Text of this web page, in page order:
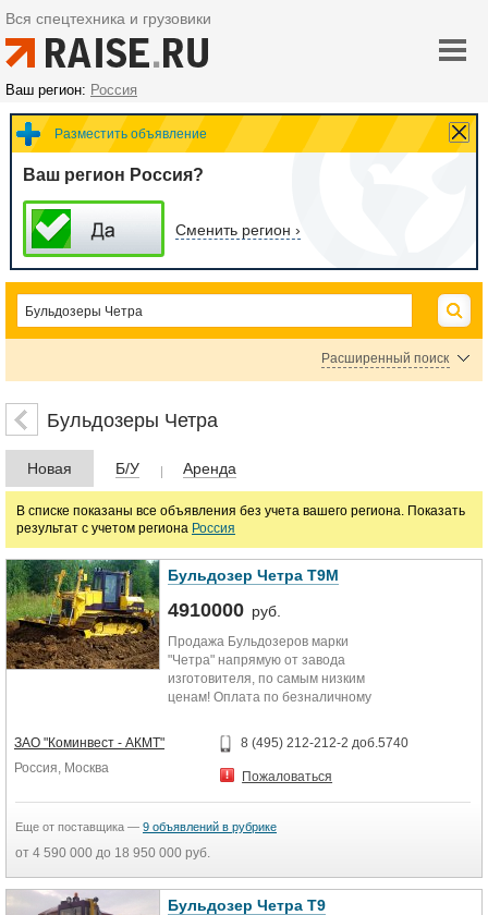
Вся спецтехника и грузовики
Ваш регион: Россия
Разместить объявление
Ваш регион Россия?
Сменить регион ›
Расширенный поиск
Цена
руб.
Бульдозеры Четра
Новая Б/У Аренда
В списке показаны все объявления без учета вашего региона. Показать
результат с учетом региона Россия
Бульдозер Четра Т9М
4910000 руб.
Продажа Бульдозеров марки
"Четра" напрямую от завода
изготовителя, по самым низким
ценам! Оплата по безналичному
ЗАО "Коминвест - АКМТ"
Россия, Москва
8 (495) 212-212-2 доб.5740
Пожаловаться
Еще от поставщика — 9 объявлений в рубрике
от 4 590 000 до 18 950 000 руб.
Бульдозер Четра Т9